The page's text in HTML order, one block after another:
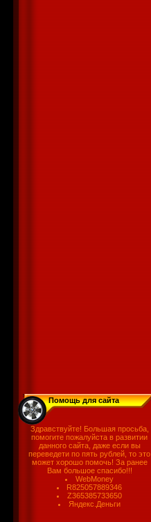
Помощь для сайта
Здравствуйте! Большая просьба,
помогите пожалуйста в развитии
данного сайта, даже если вы
переведети по пять рублей, то это
может хорошо помочь! За ранее
Вам большое спасибо!!!
WebMoney
R825057889346
Z365385733650
Яндекс.Деньги